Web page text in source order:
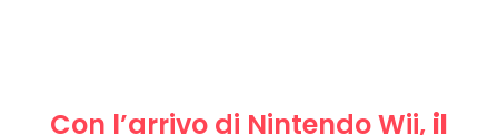
Con l’arrivo di Nintendo Wii, il